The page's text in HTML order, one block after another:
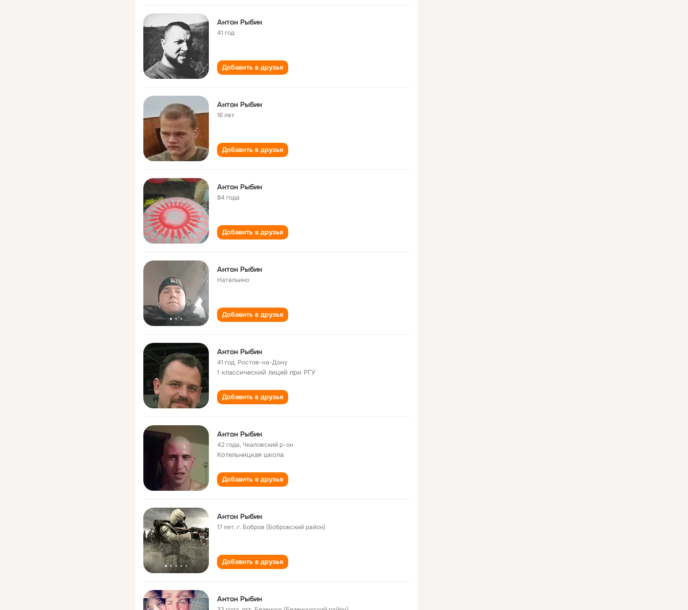
Антон Рыбин
41 год
Добавить в друзья
Антон Рыбин
16 лет
Добавить в друзья
Антон Рыбин
84 года
Добавить в друзья
Антон Рыбин
Натальино
Добавить в друзья
Антон Рыбин
41 год, Ростов-на-Дону
1 классический лицей при РГУ
Добавить в друзья
Антон Рыбин
42 года,Чкаловский р-он
Котельницкая школа
Добавить в друзья
Антон Рыбин
17 лет,г. Бобров (Бобровский район)
Добавить в друзья
Антон Рыбин